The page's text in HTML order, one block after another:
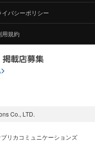
イバシーポリシー
用規約
Co., LTD.
リカコミュニケーションズ